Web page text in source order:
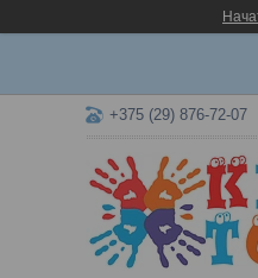
+375 (29) 876-72-07